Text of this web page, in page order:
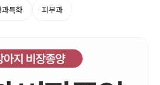
과특화 피부과